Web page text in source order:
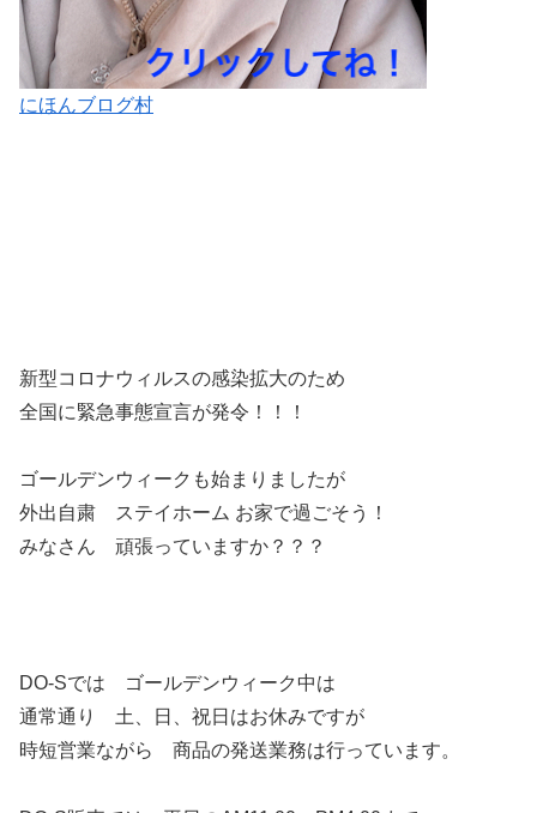
にほんブログ村
新型コロナウィルスの感染拡大のため
全国に緊急事態宣言が発令！！！
ゴールデンウィークも始まりましたが
外出自粛 ステイホーム お家で過ごそう！
みなさん 頑張っていますか？？？
DO-Sでは ゴールデンウィーク中は
通常通り 土、日、祝日はお休みですが
時短営業ながら 商品の発送業務は行っています。